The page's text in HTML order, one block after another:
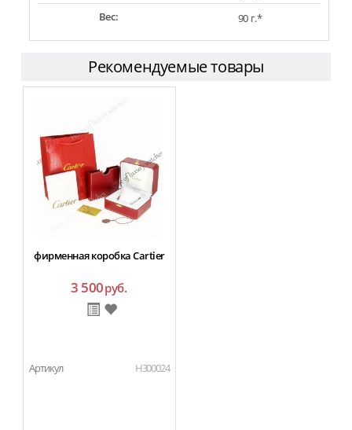
Вес:
90 г.*
Рекомендуемые товары
фирменная коробка Cartier
3 500руб.
Артикул H300024